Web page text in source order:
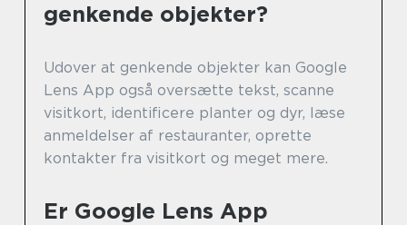
genkende objekter?
Udover at genkende objekter kan Google
Lens App også oversætte tekst, scanne
visitkort, identificere planter og dyr, læse
anmeldelser af restauranter, oprette
kontakter fra visitkort og meget mere.
Er Google Lens App